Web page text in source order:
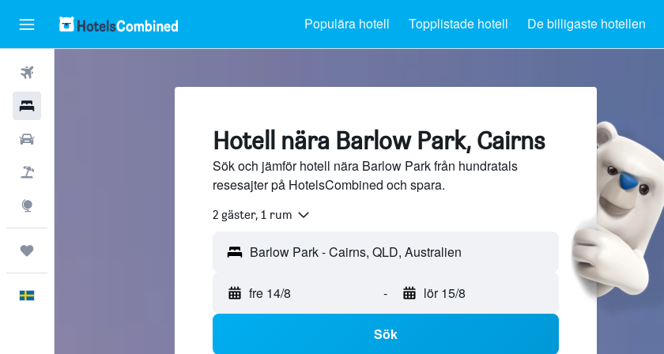
Populära hotell Topplistade hotell De billigaste hotellen
Hotell nära Barlow Park, Cairns
Sök och jämför hotell nära Barlow Park från hundratals
resesajter på HotelsCombined och spara.
2 gäster, 1 rum
fre 14/8 - lör 15/8
Sök